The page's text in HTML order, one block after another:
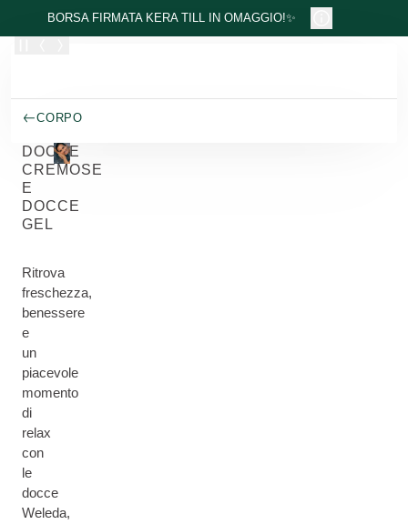
Passa al contenuto principale
BORSA FIRMATA KERA TILL IN OMAGGIO!✨
CORPO
DOCCE
CREMOSE
E
DOCCE
GEL
Ritrova
freschezza,
benessere
e
un
piacevole
momento
di
relax
con
le
docce
Weleda,